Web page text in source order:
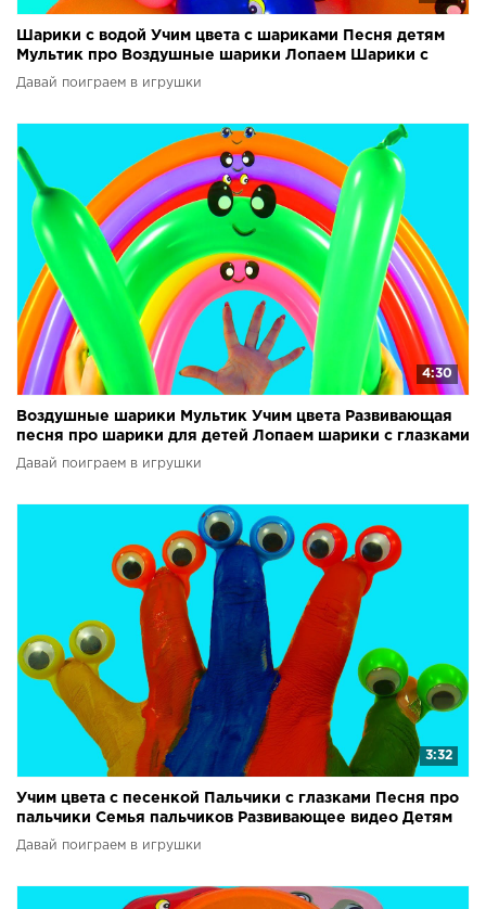
Шарики с водой Учим цвета с шариками Песня детям
Мультик про Воздушные шарики Лопаем Шарики с
водой
Давай поиграем в игрушки
4:30
Воздушные шарики Мультик Учим цвета Развивающая
песня про шарики для детей Лопаем шарики с глазками
Давай поиграем в игрушки
3:32
Учим цвета с песенкой Пальчики с глазками Песня про
пальчики Семья пальчиков Развивающее видео Детям
Давай поиграем в игрушки